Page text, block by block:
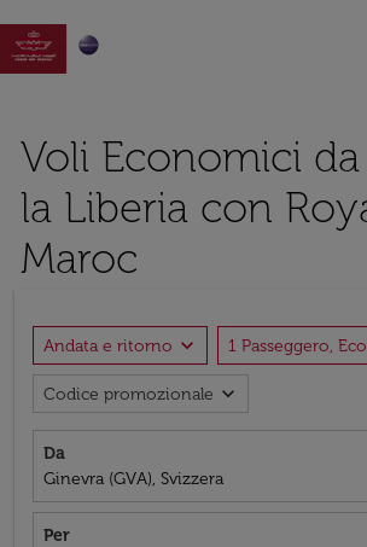

Voli Economici
la Liberia con
Maroc
Andata e ritorno expand_more 1 Passeggero,
Codice promozionale expand_more
Da
Ginevra (GVA), Svizzera
Per